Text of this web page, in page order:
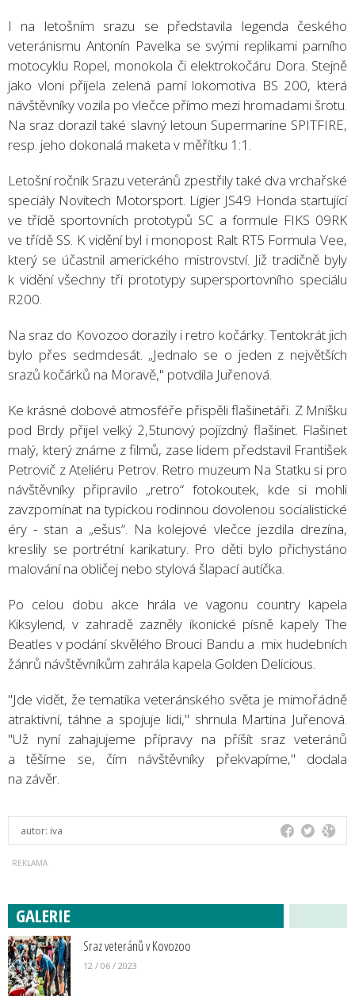
I na letošním srazu se představila legenda českého
veteránismu Antonín Pavelka se svými replikami parního
motocyklu Ropel, monokola či elektrokočáru Dora. Stejně
jako vloni přijela zelená parní lokomotiva BS 200, která
návštěvníky vozila po vlečce přímo mezi hromadami šrotu.
Na sraz dorazil také slavný letoun Supermarine SPITFIRE,
resp. jeho dokonalá maketa v měřítku 1:1.
Letošní ročník Srazu veteránů zpestřily také dva vrchařské
speciály Novitech Motorsport. Ligier JS49 Honda startující
ve třídě sportovních prototypů SC a formule FIKS 09RK
ve třídě SS. K vidění byl i monopost Ralt RT5 Formula Vee,
který se účastnil amerického mistrovství. Již tradičně byly
k vidění všechny tři prototypy supersportovního speciálu
R200.
Na sraz do Kovozoo dorazily i retro kočárky. Tentokrát jich
bylo přes sedmdesát. „Jednalo se o jeden z největších
srazů kočárků na Moravě," potvdila Juřenová.
Ke krásné dobové atmosféře přispěli flašinetáři. Z Mníšku
pod Brdy přijel velký 2,5tunový pojízdný flašinet. Flašinet
malý, který známe z filmů, zase lidem představil František
Petrovič z Ateliéru Petrov. Retro muzeum Na Statku si pro
návštěvníky připravilo „retro“ fotokoutek, kde si mohli
zavzpomínat na typickou rodinnou dovolenou socialistické
éry - stan a „ešus“. Na kolejové vlečce jezdila drezína,
kreslily se portrétní karikatury. Pro děti bylo přichystáno
malování na obličej nebo stylová šlapací autíčka.
Po celou dobu akce hrála ve vagonu country kapela
Kiksylend, v zahradě zazněly ikonické písně kapely The
Beatles v podání skvělého Brouci Bandu a mix hudebních
žánrů návštěvníkům zahrála kapela Golden Delicious.
"Jde vidět, že tematika veteránského světa je mimořádně
atraktivní, táhne a spojuje lidi," shrnula Martina Juřenová.
"Už nyní zahajujeme přípravy na příšít sraz veteránů
a těšíme se, čím návštěvníky překvapíme," dodala
na závěr.
autor: iva
GALERIE
Sraz veteránů v Kovozoo
12 / 06 / 2023